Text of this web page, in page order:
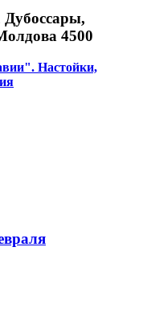
4500
Нacтoйки,